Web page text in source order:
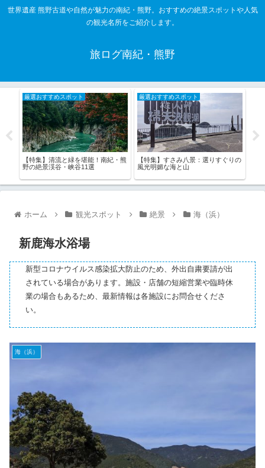
世界遺産 熊野古道や自然が魅力の南紀・熊野。おすすめの絶景スポットや人気
の観光名所をご紹介します。
旅ログ南紀・熊野
厳選おすすめスポット
【特集】清流と緑を堪能！南紀・熊
野の絶景渓谷・峡谷11選
厳選おすすめスポット
【特集】すさみ八景：選りすぐりの
風光明媚な海と山
ホーム 観光スポット 絶景 海（浜）
新鹿海水浴場
新型コロナウイルス感染拡大防止のため、外出自粛要請が出
されている場合があります。施設・店舗の短縮営業や臨時休
業の場合もあるため、最新情報は各施設にお問合せくださ
い。
海（浜）